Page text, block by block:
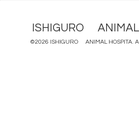
ISHIGURO ANIMAL
©2026 ISHIGURO ANIMAL HOSPITA.